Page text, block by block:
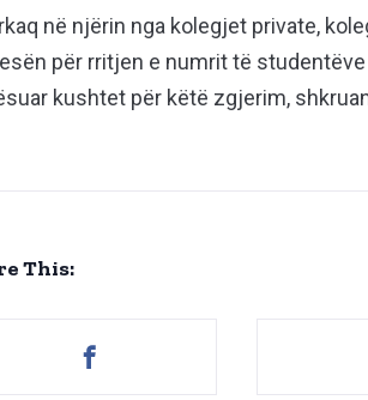
në njërin nga kolegjet private,
për rritjen e numrit të
kushtet për këtë zgjerim,
This: